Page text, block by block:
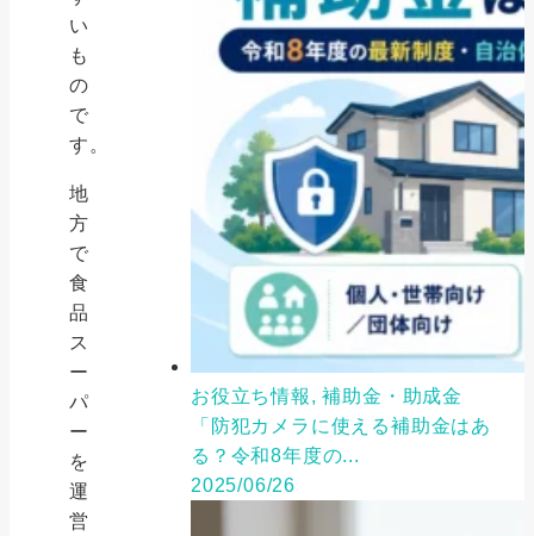
い
も
の
で
す。
地
方
で
食
品
ス
ー
パ
ー
を
運
営
お役立ち情報, 補助金・助成金
「防犯カメラに使える補助金はあ
る？令和8年度の...
2025/06/26